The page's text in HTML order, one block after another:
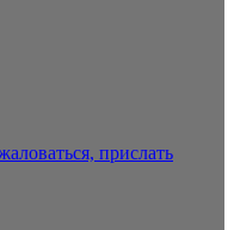
прислать